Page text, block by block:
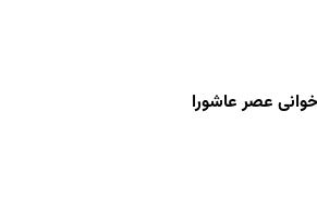
عصر عاشورا